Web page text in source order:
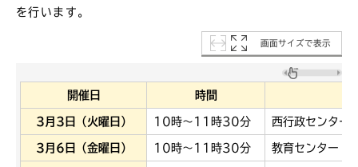
を行います。
画面サイズで表示
開催日 時間
3月3日（火曜日） 10時～11時30分 西行政センター
3月6日（金曜日） 10時～11時30分 教育センター（